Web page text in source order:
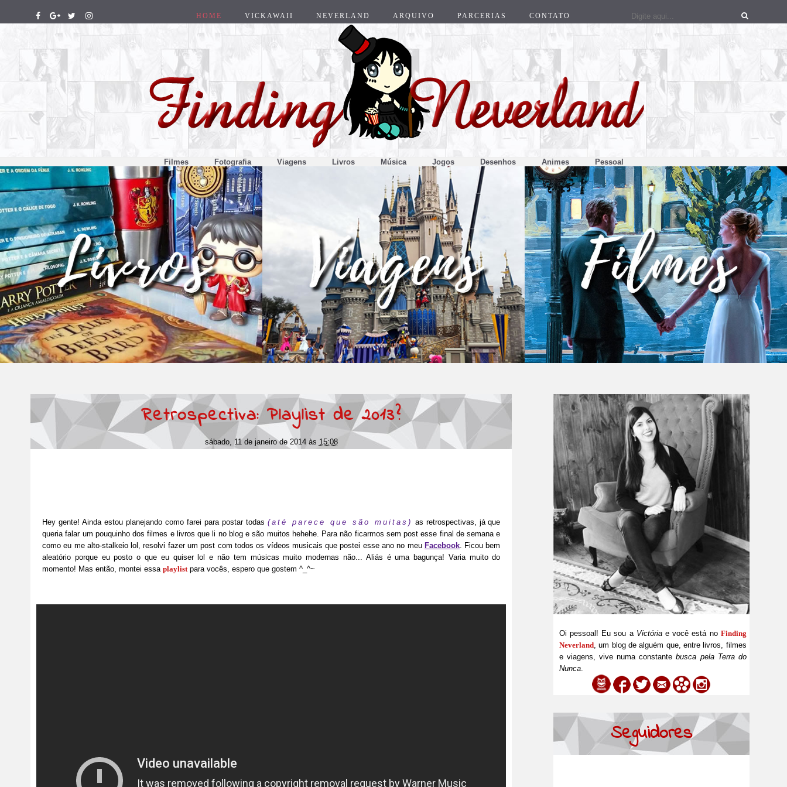
HOME VICKAWAII NEVERLAND ARQUIVO PARCERIAS CONTATO
Filmes Fotografia Viagens Livros Música Jogos Desenhos Animes Pessoal
Retrospectiva: Playlist de 2013?
sábado, 11 de janeiro de 2014 às 15:08
Hey gente! Ainda estou planejando como farei para postar todas (até parece que são muitas) as retrospectivas, já que
queria falar um pouquinho dos filmes e livros que li no blog e são muitos hehehe. Para não ficarmos sem post esse final de semana e
como eu me alto-stalkeio lol, resolvi fazer um post com todos os vídeos musicais que postei esse ano no meu Facebook. Ficou bem
aleatório porque eu posto o que eu quiser lol e não tem músicas muito modernas não... Aliás é uma bagunça! Varia muito do
momento! Mas então, montei essa playlistpara vocês, espero que gostem ^_^~
Oi pessoal! Eu sou a Victóriae você está no Finding
Neverland, um blog de alguém que, entre livros, filmes
e viagens, vive numa constantebusca pela Terra do
Nunca.
Seguidores